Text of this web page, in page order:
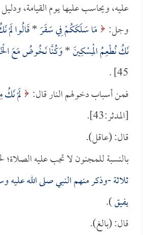
عليه، ويحاسب عليها يوم القيامة،
وجل: مَا سَلَكَكُمْ فِي سَقَرَ*قَالُوا
نَكُ نُطْعِمُ الْمِسْكِينَ*وَكُنَّا نَخُوضُ مَعَ
45] .
فمن أسباب دخولهم النار قال:
لَمْ
[المدثر:43].
قال: (عاقل).
بالنسبة للمجنون لا تجب عليه
ثلاثة -وذكر منهم النبي صلى الله
يفيق).
قال: (بالغ).